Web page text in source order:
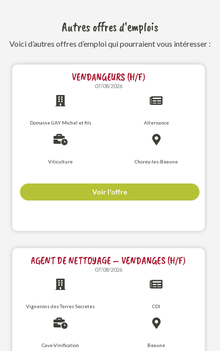
Autres offres d'emplois
Voici d’autres offres d’emploi qui pourraient vous intéresser :
VENDANGEURS (H/F)
07/08/2026
Domaine GAY Michel et fils Alternance
Viticulture Chorey-les-Beaune
Voir l'offre
AGENT DE NETTOYAGE – VENDANGES (H/F)
07/08/2026
Vignerons des Terres Secretes CDI
Cave-Vinification Beaune